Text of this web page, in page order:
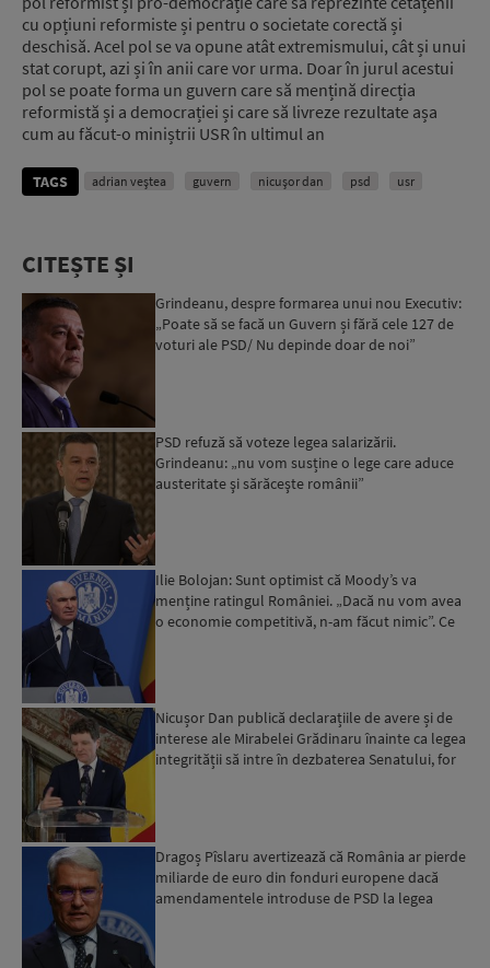
cu opțiuni reformiste și pentru o societate corectă și
deschisă. Acel pol se va opune atât extremismului, cât și unui
stat corupt, azi și în anii care vor urma. Doar în jurul acestui
pol se poate forma un guvern care să mențină direcția
reformistă și a democrației și care să livreze rezultate așa
cum au făcut-o miniștrii USR în ultimul an
TAGS adrian veștea guvern nicușor dan psd usr
CITEȘTE ȘI
Grindeanu, despre formarea unui nou Executiv:
„Poate să se facă un Guvern și fără cele 127 de
voturi ale PSD/ Nu depinde doar de noi”
PSD refuză să voteze legea salarizării.
Grindeanu: „nu vom susține o lege care aduce
austeritate şi sărăceşte românii”
Ilie Bolojan: Sunt optimist că Moody’s va
menține ratingul României. „Dacă nu vom avea
o economie competitivă, n-am făcut nimic”. Ce
Nicușor Dan publică declarațiile de avere și de
interese ale Mirabelei Grădinaru înainte ca legea
integrității să intre în dezbaterea Senatului, for
Dragoș Pîslaru avertizează că România ar pierde
miliarde de euro din fonduri europene dacă
amendamentele introduse de PSD la legea